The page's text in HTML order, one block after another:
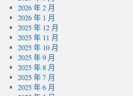
2026 年 2 月
2026 年 1 月
2025 年 12 月
2025 年 11 月
2025 年 10 月
2025 年 9 月
2025 年 8 月
2025 年 7 月
2025 年 6 月